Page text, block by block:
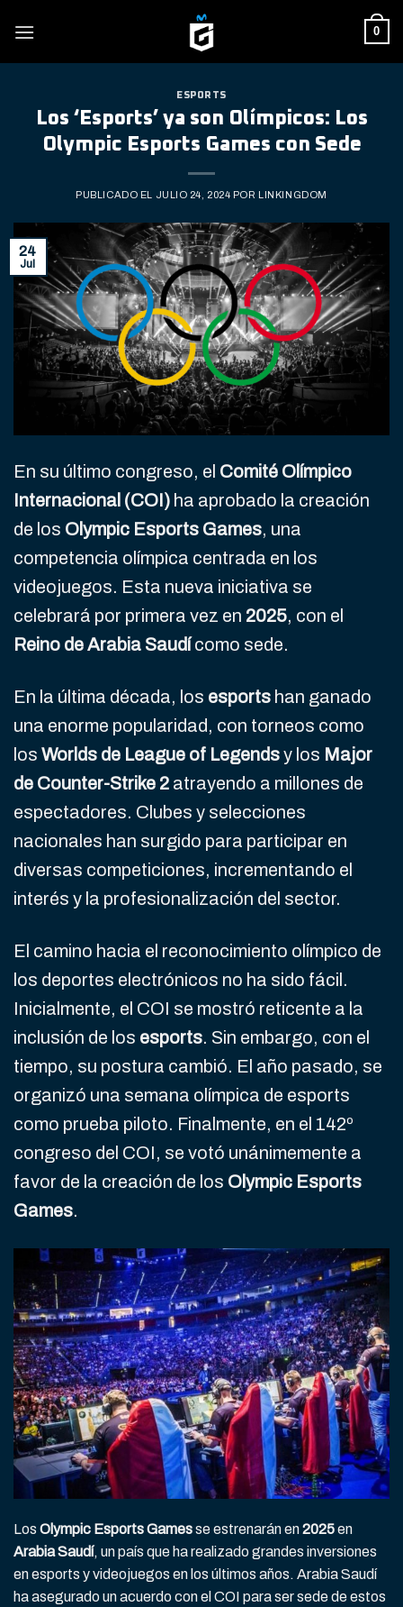
0
ESPORTS
Los ‘Esports’ ya son Olímpicos: Los
Olympic Esports Games con Sede
PUBLICADO EL JULIO 24, 2024 POR LINKINGDOM
24
Jul
En su último congreso, el Comité Olímpico
Internacional (COI) ha aprobado la creación
de los Olympic Esports Games, una
competencia olímpica centrada en los
videojuegos. Esta nueva iniciativa se
celebrará por primera vez en 2025, con el
Reino de Arabia Saudícomo sede.
En la última década, los esports han ganado
una enorme popularidad, con torneos como
los Worlds de League of Legendsy los Major
de Counter-Strike 2 atrayendo a millones de
espectadores. Clubes y selecciones
nacionales han surgido para participar en
diversas competiciones, incrementando el
interés y la profesionalización del sector.
El camino hacia el reconocimiento olímpico de
los deportes electrónicos no ha sido fácil.
Inicialmente, el COI se mostró reticente a la
inclusión de los esports. Sin embargo, con el
tiempo, su postura cambió. El año pasado, se
organizó una semana olímpica de esports
como prueba piloto. Finalmente, en el 142º
congreso del COI, se votó unánimemente a
favor de la creación de los Olympic Esports
Games.
Los Olympic Esports Gamesse estrenarán en2025en
Arabia Saudí, un país que ha realizado grandes inversiones
en esports y videojuegos en los últimos años. Arabia Saudí
ha asegurado un acuerdo con el COI para ser sede de estos